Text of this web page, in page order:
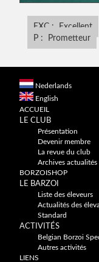
EXC : Excellent
P : Prometteur
Nederlands
English
ACCUEIL
LE CLUB
Présentation
Devenir membre
La revue du club
Archives actualités
BORZOISHOP
LE BARZOI
Liste des éleveurs
Actualités des
Standard
ACTIVITÉS
Belgian Borzoi
Autres activités
LIENS